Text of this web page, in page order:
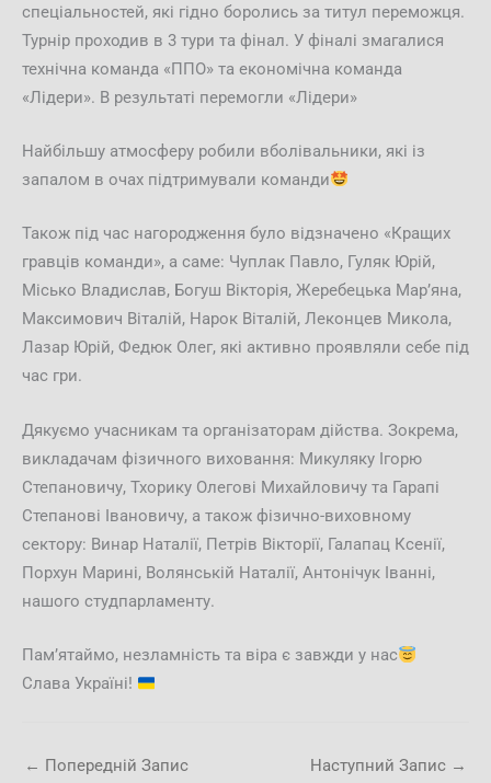
спеціальностей, які гідно боролись за титул переможця.
Турнір проходив в 3 тури та фінал. У фіналі змагалися
технічна команда «ППО» та економічна команда
«Лідери». В результаті перемогли «Лідери»
Найбільшу атмосферу робили вболівальники, які із
запалом в очах підтримували команди
Також під час нагородження було відзначено «Кращих
гравців команди», а саме: Чуплак Павло, Гуляк Юрій,
Місько Владислав, Богуш Вікторія, Жеребецька Мар’яна,
Максимович Віталій, Нарок Віталій, Леконцев Микола,
Лазар Юрій, Федюк Олег, які активно проявляли себе під
час гри.
Дякуємо учасникам та організаторам дійства. Зокрема,
викладачам фізичного виховання: Микуляку Ігорю
Степановичу, Тхорику Олегові Михайловичу та Гарапі
Степанові Івановичу, а також фізично-виховному
сектору: Винар Наталії, Петрів Вікторії, Галапац Ксенії,
Порхун Марині, Волянській Наталії, Антонічук Іванні,
нашого студпарламенту.
Пам’ятаймо, незламність та віра є завжди у нас
Слава Україні!
← Попередній Запис Наступний Запис →